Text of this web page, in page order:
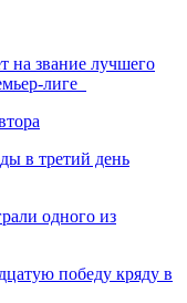
на звание лучшего
лиге
в третий день
одного из
победу кряду в